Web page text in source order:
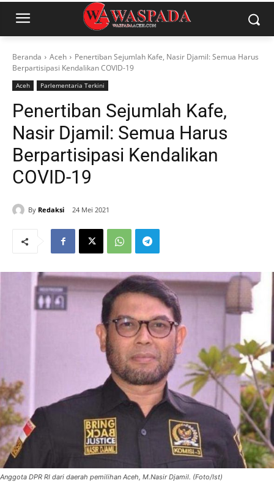
Beranda Aceh
Penertiban Sejumlah Kafe, Nasir Djamil: Semua Harus
Berpartisipasi Kendalikan COVID-19
Aceh Parlementaria Terkini
Penertiban Sejumlah Kafe,
Nasir Djamil: Semua Harus
Berpartisipasi Kendalikan
COVID-19
By Redaksi 24 Mei 2021
Anggota DPR RI dari daerah pemilihan Aceh, M.Nasir Djamil. (Foto/Ist)